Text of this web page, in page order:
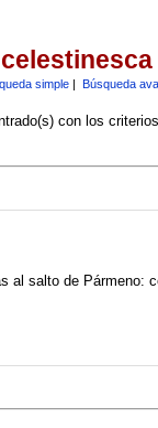
simple| Búsqueda
con los
al salto de